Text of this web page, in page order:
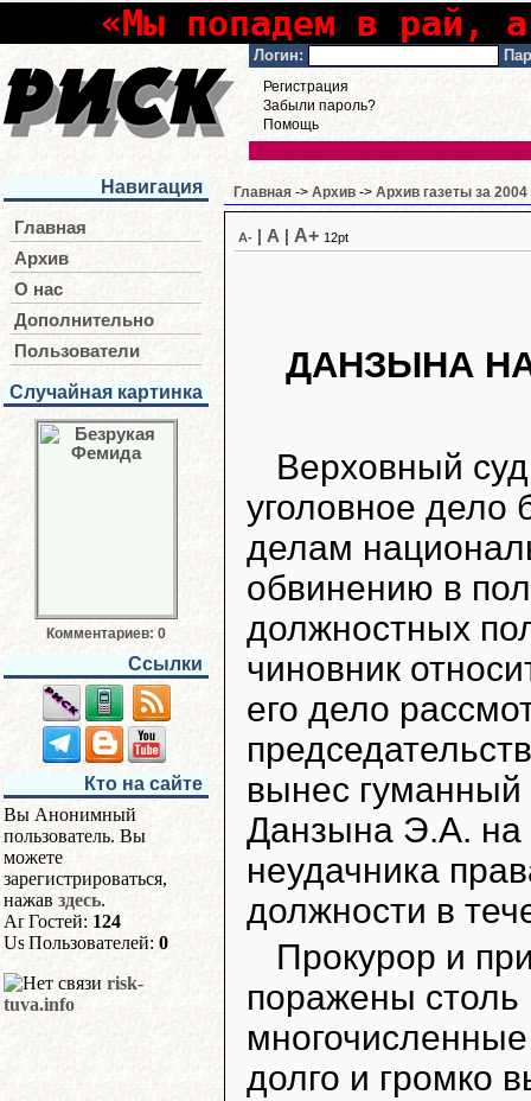
«Мы попадем в рай,
Логин:
Регистрация
Забыли пароль?
Помощь
Навигация
Главная
Архив
О нас
Дополнительно
Пользователи
Случайная картинка
Комментариев: 0
Ссылки
Кто на сайте
Вы Анонимный
пользователь. Вы
можете
зарегистрироваться,
нажав здесь.
Гостей: 124
Пользователей: 0
risk-
tuva.info
Главная -> Архив -> Архив газеты за 2004
A- A A+ 12pt
ДАНЗЫНА
Верховный
уголовное дело
делам
обвинению в
должностных
чиновник
его дело
вынес гуманный
Данзына Э.А. на
неудачника
должности в
Прокурор и
поражены
долго и громко